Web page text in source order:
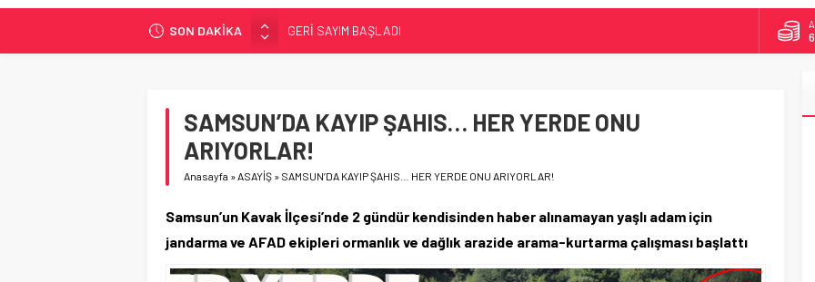
SON DAKİKA
GERİ SAYIM BAŞLADI
SAMSUNSPOR’DA HEDEF 5’İNCİLİK!
İŞTE FINDIK FİYATI!
YÖNETİCİ SEÇERKEN YAPILAN EN BÜYÜK HATALAR
SAMSUN’DA KAYIP ŞAHIS… HER YERDE ONU
ARIYORLAR!
Anasayfa »ASAYİŞ » SAMSUN’DA KAYIP ŞAHIS… HER YERDE ONU ARIYORLAR!
Samsun’un Kavak İlçesi’nde 2 gündür kendisinden haber alınamayan yaşlı adam için
jandarma ve AFAD ekipleri ormanlık ve dağlık arazide arama-kurtarma çalışması başlattı